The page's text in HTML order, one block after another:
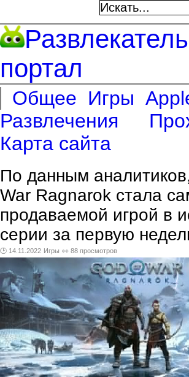
портал
Общее Игры
Развлечения
Карта сайта
По данным
War Ragnarok стала
продаваемой игрой в
серии за первую
🕑 14.11.2022 Игры 👀 88 просмотров